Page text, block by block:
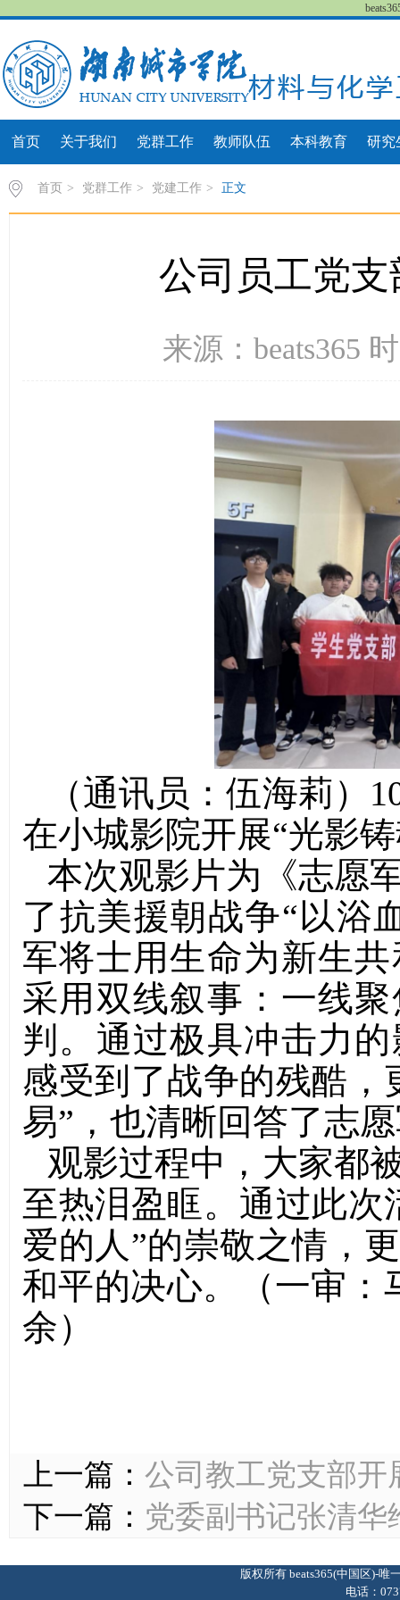
首页 关于我们 党群工作 教师队伍 本科教育 研究
首页 > 党群工作 > 党建工作 > 正文
公司员工党
来源：beats365
（通讯员：伍海莉）
在小城影院开展“光影
本次观影片为《志愿
了抗美援朝战争“以
军将士用生命为新生
采用双线叙事：一线
判。通过极具冲击力
感受到了战争的残酷，
易”，也清晰回答了志
观影过程中，大家都
至热泪盈眶。通过此次
爱的人”的崇敬之情，
和平的决心。（一审：
余）
上一篇： 公司教工党支部开
下一篇： 党委副书记张清
版权所有 beats365(中国区)-
电话：